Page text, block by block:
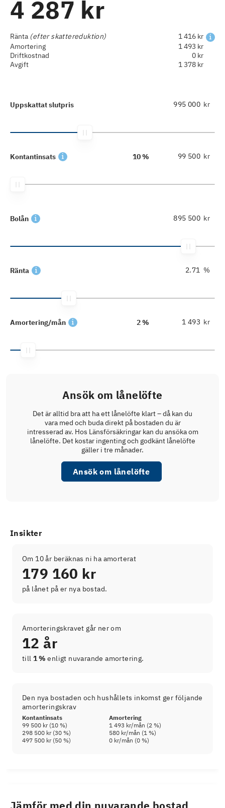
4 287 kr
Ränta (efter skattereduktion)
1 416 kr
Amortering
1 493 kr
Driftkostnad
0 kr
Avgift
1 378 kr
Uppskattat slutpris kr
Kontantinsats 10 % kr
Bolån kr
Ränta %
Amortering/mån 2 % kr
Ansök om lånelöfte
Det är alltid bra att ha ett lånelöfte klart – då kan du
vara med och buda direkt på bostaden du är
intresserad av. Hos Länsförsäkringar kan du ansöka om
lånelöfte. Det kostar ingenting och godkänt lånelöfte
gäller i tre månader.
Ansök om lånelöfte
Insikter
Om 10 år beräknas ni ha amorterat
179 160 kr
på lånet på er nya bostad.
Amorteringskravet går ner om
12 år
till 1 % enligt nuvarande amortering.
Den nya bostaden och hushållets inkomst ger följande
amorteringskrav
Kontantinsats
Amortering
99 500 kr(10 %) 1 493 kr/mån (2 %)
298 500 kr(30 %) 580 kr/mån (1 %)
497 500 kr(50 %) 0 kr/mån (0 %)